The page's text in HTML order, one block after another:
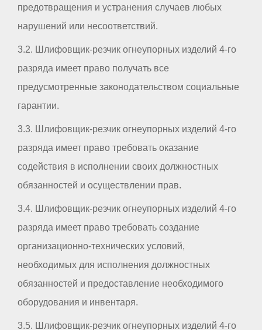
предотвращения и устранения случаев любых
нарушений или несоответствий.
3.2. Шлифовщик-резчик огнеупорных изделий 4-го
разряда имеет право получать все
предусмотренные законодательством социальные
гарантии.
3.3. Шлифовщик-резчик огнеупорных изделий 4-го
разряда имеет право требовать оказание
содействия в исполнении своих должностных
обязанностей и осуществлении прав.
3.4. Шлифовщик-резчик огнеупорных изделий 4-го
разряда имеет право требовать создание
организационно-технических условий,
необходимых для исполнения должностных
обязанностей и предоставление необходимого
оборудования и инвентаря.
3.5. Шлифовщик-резчик огнеупорных изделий 4-го